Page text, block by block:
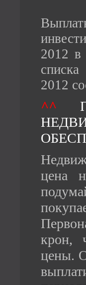
2012 в
списка
2012
^^
цена
крон,
цены.